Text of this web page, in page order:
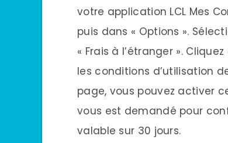
votre application LCL Mes
puis dans « Options ».
« Frais à l’étranger ».
les conditions d’utilisation
page, vous pouvez activer
vous est demandé pour
valable sur 30 jours.